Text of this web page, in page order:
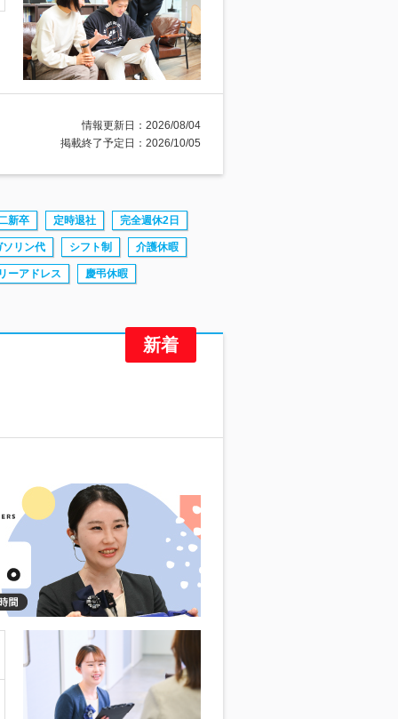
情報更新日：2026/08/04
掲載終了予定日：2026/10/05
新卒 定時退社 完全週休2日
ソリン代 シフト制 介護休暇
ーアドレス 慶弔休暇